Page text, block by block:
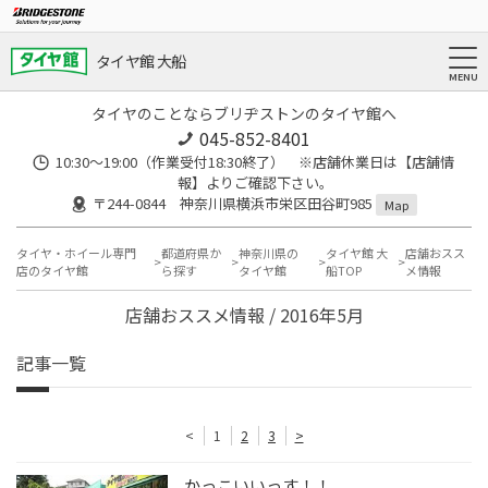
タイヤ館 大船
タイヤのことならブリヂストンのタイヤ館へ
045-852-8401
10:30～19:00（作業受付18:30終了） ※店舗休業日は【店舗情
報】よりご確認下さい。
〒244-0844 神奈川県横浜市栄区田谷町985
Map
タイヤ・ホイール専門
店のタイヤ館
都道府県か
ら探す
神奈川県の
タイヤ館
タイヤ館 大
船TOP
店舗おスス
メ情報
店舗おススメ情報 / 2016年5月
記事一覧
< 1 2 3 >